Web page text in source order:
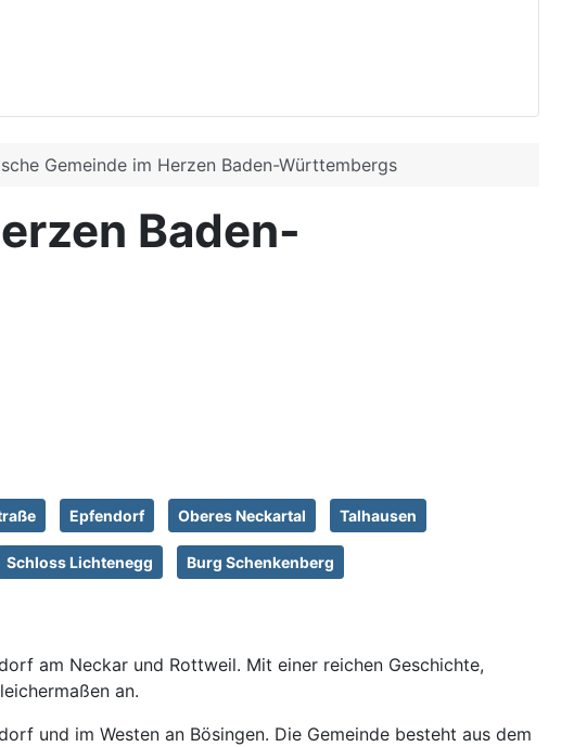
Gemeinde im Herzen Baden-Württembergs
Baden-
Epfendorf Oberes Neckartal Talhausen
Schloss Lichtenegg Burg Schenkenberg
am Neckar und Rottweil. Mit einer reichen Geschichte,
an.
und im Westen an Bösingen. Die Gemeinde besteht aus dem